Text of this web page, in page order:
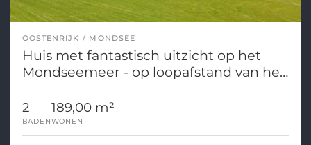
OOSTENRIJK MONDSEE
Huis met fantastisch uitzicht op het
Mondseemeer - op loopafstand van het
stadscentrum!
2
BADEN
189,00 m²
WONEN